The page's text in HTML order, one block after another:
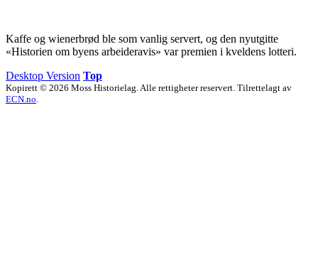
Kaffe og wienerbrød ble som vanlig servert, og den nyutgitte
«Historien om byens arbeideravis» var premien i kveldens lotteri.
Desktop Version Top
Kopirett © 2026 Moss Historielag. Alle rettigheter reservert. Tilrettelagt av
ECN.no